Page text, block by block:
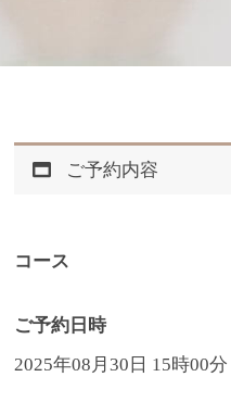
ご予約内容
コース
ご予約日時
2025年08月30日 15時00分